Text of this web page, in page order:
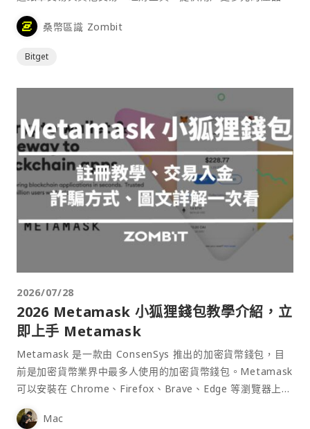
桑幣區識 Zombit
Bitget
2026/07/28
2026 Metamask 小狐狸錢包教學介紹，立
即上手 Metamask
Metamask 是一款由 ConsenSys 推出的加密貨幣錢包，目
前是加密貨幣業界中最多人使用的加密貨幣錢包。Metamask
可以安裝在 Chrome、Firefox、Brave、Edge 等瀏覽器上作
為插件使用，具備許多功能且使用上非常方便。
Mac